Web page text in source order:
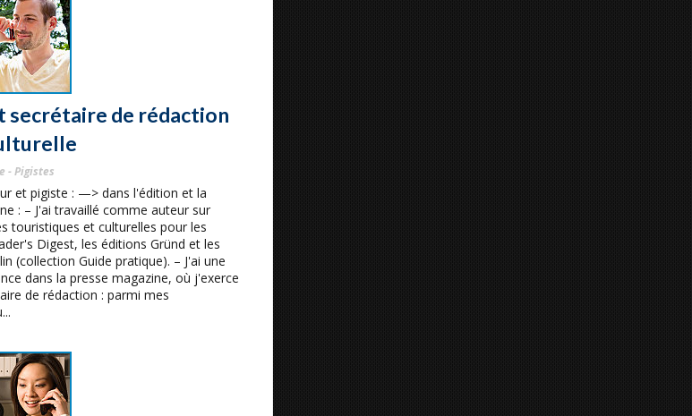
secrétaire de rédaction
- Pigistes
et pigiste : —> dans l'édition et la
: – J'ai travaillé comme auteur sur
touristiques et culturelles pour les
Digest, les éditions Gründ et les
(collection Guide pratique). – J'ai une
dans la presse magazine, où j'exerce
de rédaction : parmi mes